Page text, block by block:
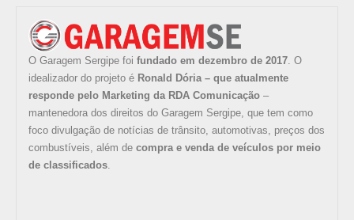
O Garagem Sergipe foi fundado em dezembro de 2017 . O
idealizador do projeto é Ronald Dória – que atualmente
responde pelo Marketing da RDA Comunicação –
mantenedora dos direitos do Garagem Sergipe, que tem como
foco divulgação de notícias de trânsito, automotivas, preços dos
combustíveis, além de compra e venda de veículos por meio
de classificados